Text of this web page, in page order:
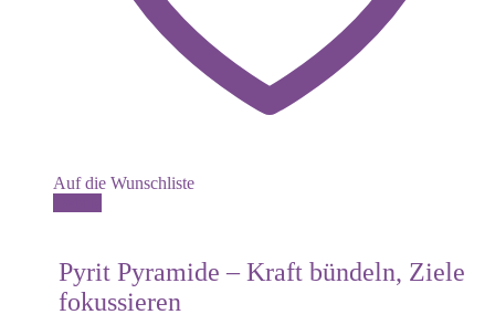
Auf die Wunschliste
Pyrit Pyramide – Kraft bündeln, Ziele
fokussieren